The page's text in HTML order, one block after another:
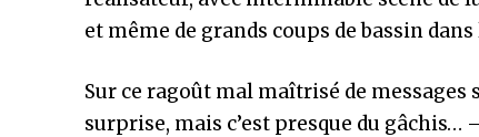
et même de grands coups de bassin
Sur ce ragoût mal maîtrisé de
surprise, mais c’est presque du